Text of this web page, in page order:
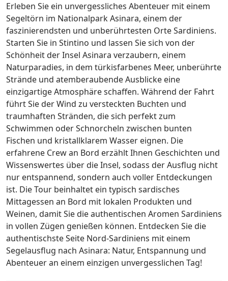
Erleben Sie ein unvergessliches Abenteuer mit einem
Segeltörn im Nationalpark Asinara, einem der
faszinierendsten und unberührtesten Orte Sardiniens.
Starten Sie in Stintino und lassen Sie sich von der
Schönheit der Insel Asinara verzaubern, einem
Naturparadies, in dem türkisfarbenes Meer, unberührte
Strände und atemberaubende Ausblicke eine
einzigartige Atmosphäre schaffen. Während der Fahrt
führt Sie der Wind zu versteckten Buchten und
traumhaften Stränden, die sich perfekt zum
Schwimmen oder Schnorcheln zwischen bunten
Fischen und kristallklarem Wasser eignen. Die
erfahrene Crew an Bord erzählt Ihnen Geschichten und
Wissenswertes über die Insel, sodass der Ausflug nicht
nur entspannend, sondern auch voller Entdeckungen
ist. Die Tour beinhaltet ein typisch sardisches
Mittagessen an Bord mit lokalen Produkten und
Weinen, damit Sie die authentischen Aromen Sardiniens
in vollen Zügen genießen können. Entdecken Sie die
authentischste Seite Nord-Sardiniens mit einem
Segelausflug nach Asinara: Natur, Entspannung und
Abenteuer an einem einzigen unvergesslichen Tag!